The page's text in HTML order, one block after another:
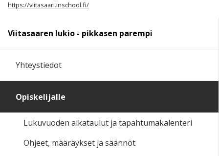
https://viitasaari.inschool.fi/
Viitasaaren lukio - pikkasen parempi
Yhteystiedot
Opiskelijalle
Lukuvuoden aikataulut ja tapahtumakalenteri
Ohjeet, määräykset ja säännöt